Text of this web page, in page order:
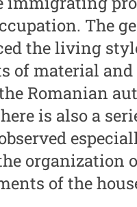
și
Științei
The
the living
of material
Romanian
is also a
organization
of the